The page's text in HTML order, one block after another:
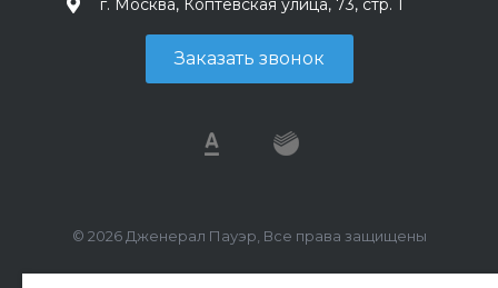
Заказать звонок
© 2026 Дженерал Пауэр, Все права защищены